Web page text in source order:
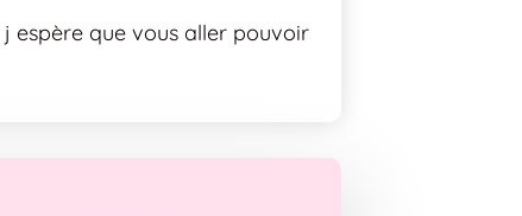
espère que vous aller pouvoir